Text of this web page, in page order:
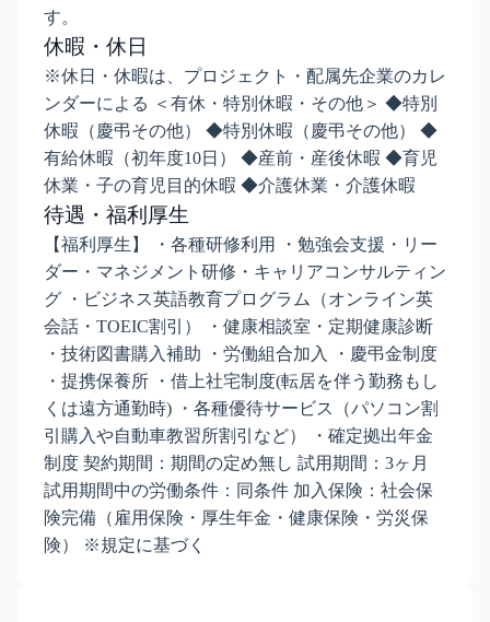
す。
休暇・休日
※休日・休暇は、プロジェクト・配属先企業のカレ
ンダーによる ＜有休・特別休暇・その他＞ ◆特別
休暇（慶弔その他） ◆特別休暇（慶弔その他） ◆
有給休暇（初年度10日） ◆産前・産後休暇 ◆育児
休業・子の育児目的休暇 ◆介護休業・介護休暇
待遇・福利厚生
【福利厚生】 ・各種研修利用 ・勉強会支援・リー
ダー・マネジメント研修・キャリアコンサルティン
グ ・ビジネス英語教育プログラム（オンライン英
会話・TOEIC割引） ・健康相談室・定期健康診断
・技術図書購入補助 ・労働組合加入 ・慶弔金制度
・提携保養所 ・借上社宅制度(転居を伴う勤務もし
くは遠方通勤時) ・各種優待サービス（パソコン割
引購入や自動車教習所割引など） ・確定拠出年金
制度 契約期間：期間の定め無し 試用期間：3ヶ月
試用期間中の労働条件：同条件 加入保険：社会保
険完備（雇用保険・厚生年金・健康保険・労災保
険） ※規定に基づく